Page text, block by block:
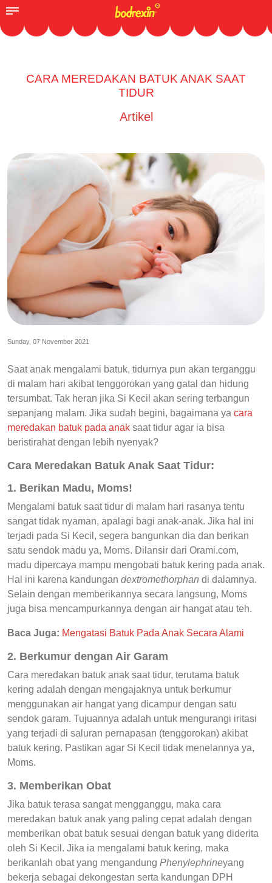
CARA MEREDAKAN BATUK ANAK SAAT
TIDUR
Artikel
Sunday, 07 November 2021
Saat anak mengalami batuk, tidurnya pun akan terganggu
di malam hari akibat tenggorokan yang gatal dan hidung
tersumbat. Tak heran jika Si Kecil akan sering terbangun
sepanjang malam. Jika sudah begini, bagaimana ya cara
meredakan batuk pada anak saat tidur agar ia bisa
beristirahat dengan lebih nyenyak?
Cara Meredakan Batuk Anak Saat Tidur:
1. Berikan Madu, Moms!
Mengalami batuk saat tidur di malam hari rasanya tentu
sangat tidak nyaman, apalagi bagi anak-anak. Jika hal ini
terjadi pada Si Kecil, segera bangunkan dia dan berikan
satu sendok madu ya, Moms. Dilansir dari Orami.com,
madu dipercaya mampu mengobati batuk kering pada anak.
Hal ini karena kandungan dextromethorphan di dalamnya.
Selain dengan memberikannya secara langsung, Moms
juga bisa mencampurkannya dengan air hangat atau teh.
Baca Juga: Mengatasi Batuk Pada Anak Secara Alami
2. Berkumur dengan Air Garam
Cara meredakan batuk anak saat tidur, terutama batuk
kering adalah dengan mengajaknya untuk berkumur
menggunakan air hangat yang dicampur dengan satu
sendok garam. Tujuannya adalah untuk mengurangi iritasi
yang terjadi di saluran pernapasan (tenggorokan) akibat
batuk kering. Pastikan agar Si Kecil tidak menelannya ya,
Moms.
3. Memberikan Obat
Jika batuk terasa sangat mengganggu, maka cara
meredakan batuk anak yang paling cepat adalah dengan
memberikan obat batuk sesuai dengan batuk yang diderita
oleh Si Kecil. Jika ia mengalami batuk kering, maka
berikanlah obat yang mengandung Phenylephrineyang
bekerja sebagai dekongestan serta kandungan DPH